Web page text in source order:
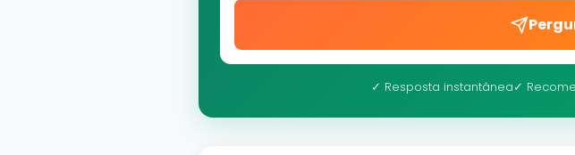
✓ Resposta instantânea✓